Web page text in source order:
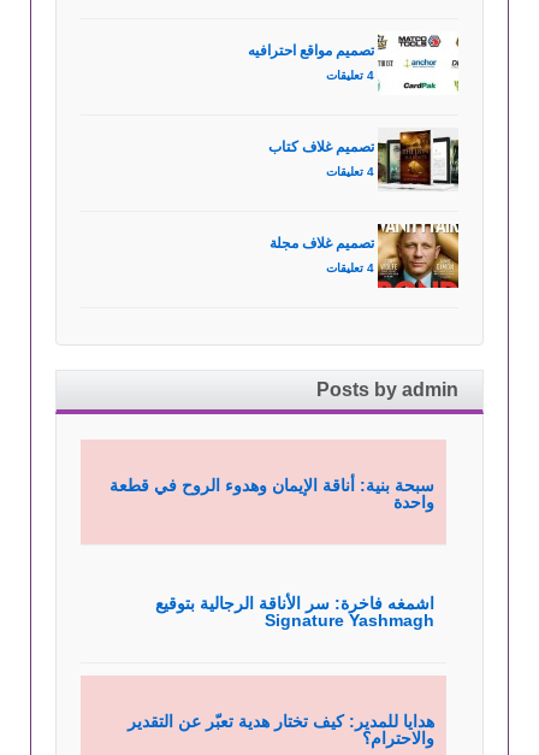
تصميم مواقع احترافيه
4 تعليقات
تصميم غلاف كتاب
4 تعليقات
تصميم غلاف مجلة
4 تعليقات
Posts by admin
سبحة بنية: أناقة الإيمان وهدوء الروح في قطعة
واحدة
اشمغه فاخرة: سر الأناقة الرجالية بتوقيع
Signature Yashmagh
هدايا للمدير: كيف تختار هدية تعبّر عن التقدير
والاحترام؟